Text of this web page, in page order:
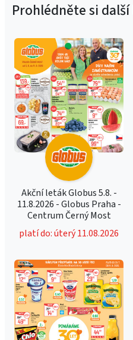
Prohlédněte si další
Akční leták Globus 5.8. -
11.8.2026 - Globus Praha -
Centrum Černý Most
platí do: úterý 11.08.2026